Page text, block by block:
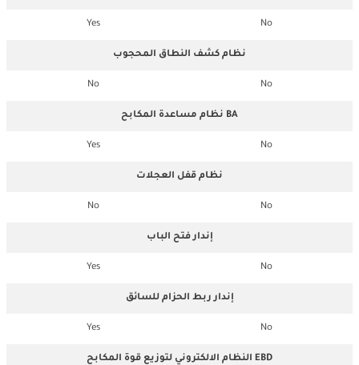
No
Yes
نظام كشف النطاق المحجوب
No
No
نظام مساعدة المكابح BA
No
Yes
نظام قفل العجلات
No
No
إندار فتح الباب
No
Yes
إندار ربط الحزام للسائق
No
Yes
النظام الالكتروني لتوزيع قوة المكابح EBD